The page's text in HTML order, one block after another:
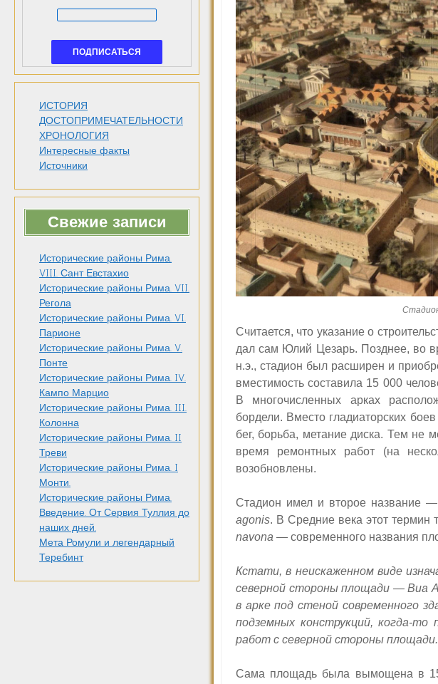
ИСТОРИЯ
ДОСТОПРИМЕЧАТЕЛЬНОСТИ
ХРОНОЛОГИЯ
Интересные факты
Источники
Свежие записи
Исторические районы Рима.
VIII. Сант Евстахио
Исторические районы Рима. VII.
Регола
Исторические районы Рима. VI.
Парионе
Исторические районы Рима. V.
Понте
Исторические районы Рима. IV.
Кампо Марцио
Исторические районы Рима. III.
Колонна
Исторические районы Рима. II
Треви
Исторические районы Рима. I
Монти.
Исторические районы Рима.
Введение. От Сервия Туллия до
наших дней.
Мета Ромули и легендарный
Теребинт
Считается, что указание о
дал сам Юлий Цезарь. Позднее, во
н.э., стадион был расширен и
вместимость составила 15 000
В многочисленных арках
бордели. Вместо гладиаторских
бег, борьба, метание диска. Тем не
время ремонтных работ (на
возобновлены.
Стадион имел и второе название
agonis. В Средние века этот термин
navona — современного названия
Кстати, в неискаженном виде
северной стороны площади — Виа
в арке под стеной современного
подземных конструкций, когда-
работ с северной стороны площади.
Сама площадь была вымощена в